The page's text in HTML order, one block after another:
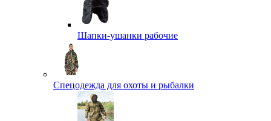
Шапки-ушанки рабочие
Спецодежда для охоты и рыбалки